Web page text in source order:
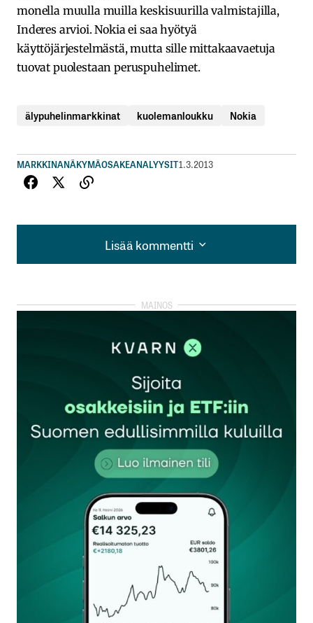
monella muulla muilla keskisuurilla valmistajilla,
Inderes arvioi. Nokia ei saa hyötyä
käyttöjärjestelmästä, mutta sille mittakaavaetuja
tuovat puolestaan peruspuhelimet.
älypuhelinmarkkinat kuolemanloukku Nokia
MARKKINANÄKYMÄOSAKEANALYYSIT1.3.2013
Lisää kommentti
Lisää kommentti
kirjautua
rekisteröityä
Sähköpostiosoitettasi ei julkaista.Pakolliset
kentät on merkitty*
Kommentti*
Nimesi tai nimimerkkisi